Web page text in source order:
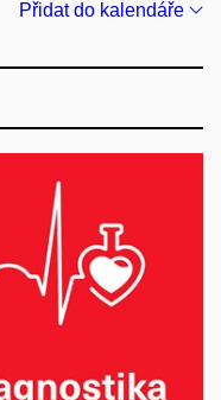
Přidat do kalendáře